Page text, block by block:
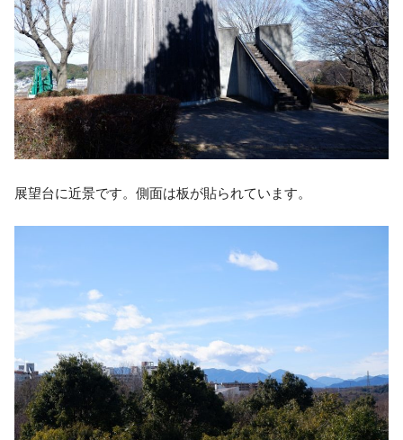
展望台に近景です。側面は板が貼られています。